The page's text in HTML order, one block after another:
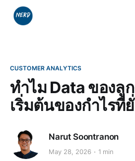
CUSTOMER ANALYTICS
ทำไม Data ของลู
เริ่มต้นของกำไรที่
Narut Soontranon
May 28, 2026 1 min